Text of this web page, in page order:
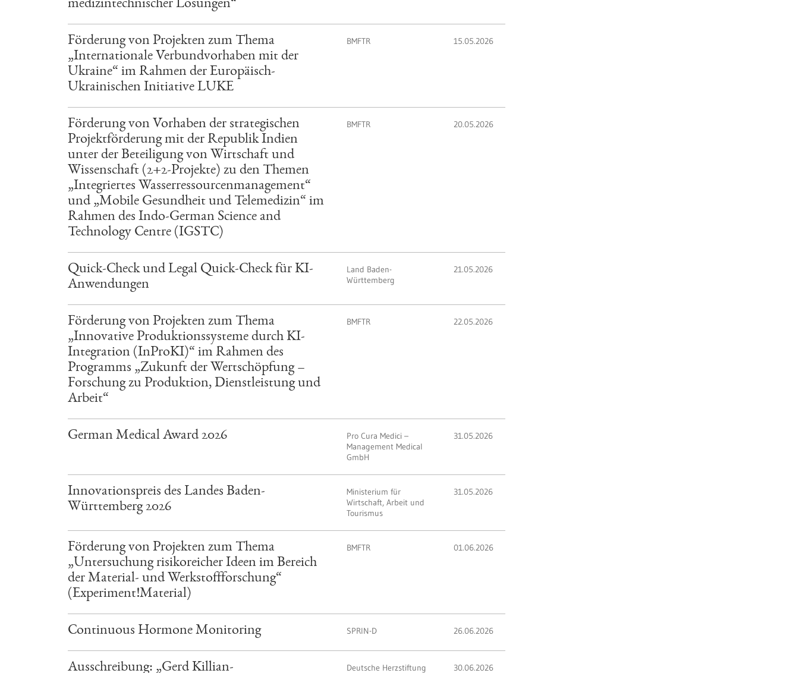
medizintechnischer Lösungen“
Förderung von Projekten zum Thema
„Internationale Verbundvorhaben mit der
Ukraine“ im Rahmen der Europäisch-
Ukrainischen Initiative LUKE
BMFTR 15.05.2026
Förderung von Vorhaben der strategischen
Projektförderung mit der Republik Indien
unter der Beteiligung von Wirtschaft und
Wissenschaft (2+2-Projekte) zu den Themen
„Integriertes Wasserressourcenmanagement“
und „Mobile Gesundheit und Telemedizin“ im
Rahmen des Indo-German Science and
Technology Centre (IGSTC)
BMFTR 20.05.2026
Quick-Check und Legal Quick-Check für KI-
Anwendungen
Land Baden-
Württemberg
21.05.2026
Förderung von Projekten zum Thema
„Innovative Produktionssysteme durch KI-
Integration (InProKI)“ im Rahmen des
Programms „Zukunft der Wertschöpfung –
Forschung zu Produktion, Dienstleistung und
Arbeit“
BMFTR 22.05.2026
German Medical Award 2026
Pro Cura Medici –
Management Medical
GmbH
31.05.2026
Innovationspreis des Landes Baden-
Württemberg 2026
Ministerium für
Wirtschaft, Arbeit und
Tourismus
31.05.2026
Förderung von Projekten zum Thema
„Untersuchung risikoreicher Ideen im Bereich
der Material- und Werkstoffforschung“
(Experiment!Material)
BMFTR 01.06.2026
Continuous Hormone Monitoring SPRIN-D 26.06.2026
Ausschreibung: „Gerd Killian- Deutsche Herzstiftung 30.06.2026